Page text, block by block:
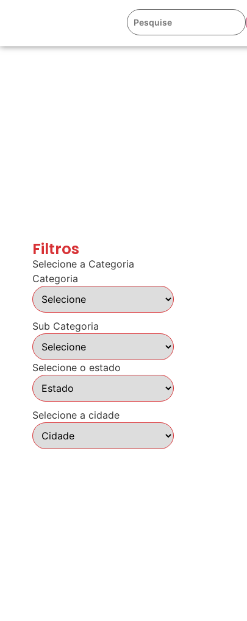
Filtros
Selecione a Categoria
Categoria
Sub Categoria
Selecione o estado
Selecione a cidade